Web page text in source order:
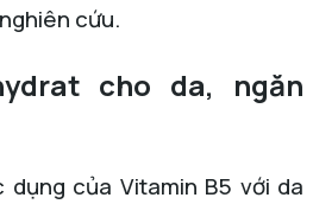
cứu.
cho da, ngăn
của Vitamin B5 với da